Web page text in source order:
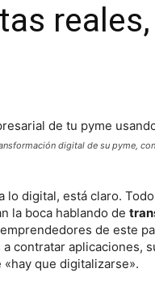
digital de su pyme,
lo digital, está claro.
la boca hablando de
de este
contratar aplicaciones,
que digitalizarse».